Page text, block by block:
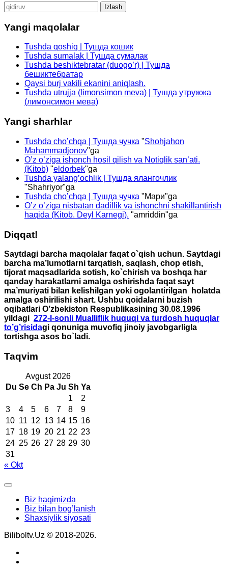
Qidirshish:
Yangi maqolalar
Tushda qoshiq | Тушда кошик
Tushda sumalak | Тушда сумалак
Tushda beshiktebratar (duogo’r) | Тушда
бешиктебратар
Qaysi burj vakili ekanini aniqlash.
Tushda utrujja (limonsimon meva) | Тушда утружжа
(лимонсимон мева)
Yangi sharhlar
Tushda cho’chqa | Тушда чучка "Shohjahon
Mahammadjonov"ga
O’z o’ziga ishonch hosil qilish va Notiqlik san’ati.
(Kitob) "eldorbek"ga
Tushda yalang’ochlik | Тушда ялангочлик
"Shahriyor"ga
Tushda cho’chqa | Тушда чучка "Мари"ga
O’z o’ziga nisbatan dadillik va ishonchni shakillantirish
haqida (Kitob. Deyl Karnegi). "amriddin"ga
Diqqat!
Saytdagi barcha maqolalar faqat o`qish uchun. Saytdagi
barcha ma’lumotlarni tarqatish, saqlash, chop etish,
tijorat maqsadlarida sotish, ko`chirish va boshqa har
qanday harakatlarni amalga oshirishda faqat sayt
ma’muriyati bilan kelishilgan yoki ogolantirilgan holatda
amalga oshirilishi shart. Ushbu qoidalarni buzish
oqibatlari O’zbekiston Respublikasining 30.08.1996
yildagi 272-I-sonli Mualliflik huquqi va turdosh huquqlar
to’g’risidagi qonuniga muvofiq jinoiy javobgarligla
tortishga asos bo`ladi.
Taqvim
Avgust 2026
Du Se Ch Pa Ju Sh Ya
1
2
3
4 5 6 7 8
9
10 11 12 13 14 15 16
17 18 19 20 21 22 23
24 25 26 27 28 29 30
31
« Okt
Biz haqimizda
Biz bilan bog’lanish
Shaxsiylik siyosati
Biliboltv.Uz © 2018-2026.